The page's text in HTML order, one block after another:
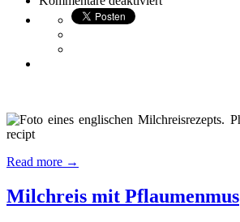
Read more →
Milchreis mit Pflaumenmus